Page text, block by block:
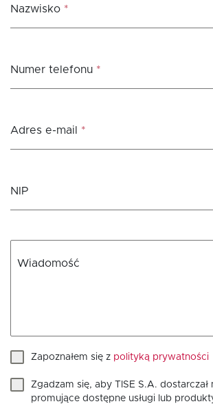
Nazwisko *
Numer telefonu *
Adres e-mail *
NIP
Wiadomość
Zapoznałem się z polityką prywatności
Zgadzam się, aby TISE S.A. dostarczał
promujące dostępne usługi lub